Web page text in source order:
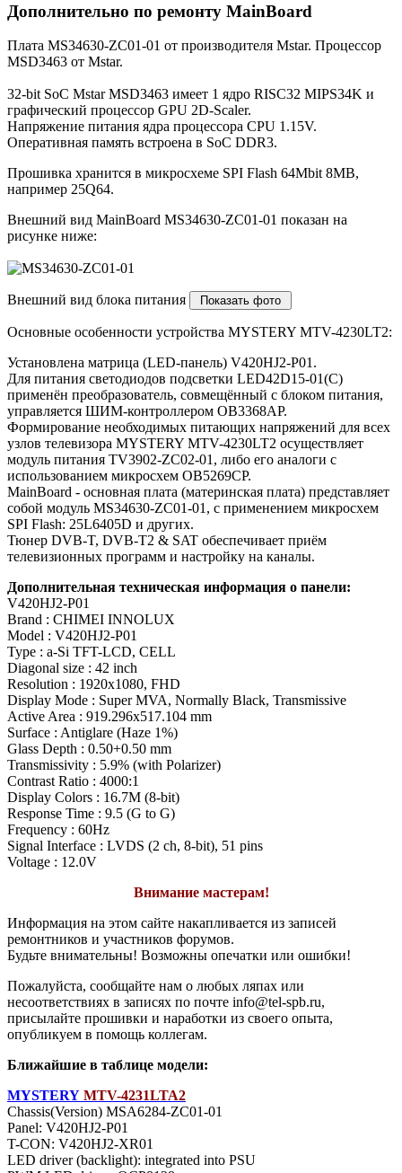
Дополнительно по ремонту MainBoard
Плата MS34630-ZC01-01 от производителя Mstar. Процессор
MSD3463 от Mstar.
32-bit SoC Mstar MSD3463 имеет 1 ядро RISC32 MIPS34K и
графический процессор GPU 2D-Scaler.
Напряжение питания ядра процессора CPU 1.15V.
Оперативная память встроена в SoC DDR3.
Прошивка хранится в микросхеме SPI Flash 64Mbit 8MB,
например 25Q64.
Внешний вид MainBoard MS34630-ZC01-01 показан на
рисунке ниже:
Внешний вид блока питания
Основные особенности устройства MYSTERY MTV-4230LT2:
Установлена матрица (LED-панель) V420HJ2-P01.
Для питания светодиодов подсветки LED42D15-01(C)
применён преобразователь, совмещённый с блоком питания,
управляется ШИМ-контроллером OB3368AP.
Формирование необходимых питающих напряжений для всех
узлов телевизора MYSTERY MTV-4230LT2 осуществляет
модуль питания TV3902-ZC02-01, либо его аналоги c
использованием микросхем OB5269CP.
MainBoard - основная плата (материнская плата) представляет
собой модуль MS34630-ZC01-01, с применением микросхем
SPI Flash: 25L6405D и других.
Тюнер DVB-T, DVB-T2 & SAT обеспечивает приём
телевизионных программ и настройку на каналы.
Дополнительная техническая информация о панели:
V420HJ2-P01
Brand : CHIMEI INNOLUX
Model : V420HJ2-P01
Type : a-Si TFT-LCD, CELL
Diagonal size : 42 inch
Resolution : 1920x1080, FHD
Display Mode : Super MVA, Normally Black, Transmissive
Active Area : 919.296x517.104 mm
Surface : Antiglare (Haze 1%)
Glass Depth : 0.50+0.50 mm
Transmissivity : 5.9% (with Polarizer)
Contrast Ratio : 4000:1
Display Colors : 16.7M (8-bit)
Response Time : 9.5 (G to G)
Frequency : 60Hz
Signal Interface : LVDS (2 ch, 8-bit), 51 pins
Voltage : 12.0V
Внимание мастерам!
Информация на этом сайте накапливается из записей
ремонтников и участников форумов.
Будьте внимательны! Возможны опечатки или ошибки!
Пожалуйста, сообщайте нам о любых ляпах или
несоответствиях в записях по почте info@tel-spb.ru,
присылайте прошивки и наработки из своего опыта,
опубликуем в помощь коллегам.
Ближайшие в таблице модели:
MYSTERY MTV-4231LTA2
Chassis(Version) MSA6284-ZC01-01
Panel: V420HJ2-P01
T-CON: V420HJ2-XR01
LED driver (backlight): integrated into PSU